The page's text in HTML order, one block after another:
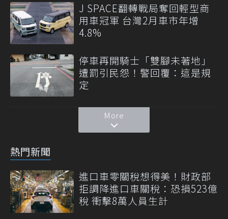
J SPACE翻轉戰局奪回輕型商
用車冠軍 台灣2月車市年增
4.8%
停車再開騎士「雙腳未著地」
遭罰引民怨！警回覆：這是規
定
More
熱門新聞
進口車零關稅想得美！財政部
拒調降進口車關稅：恐損523億
稅 衝擊8萬人員生計